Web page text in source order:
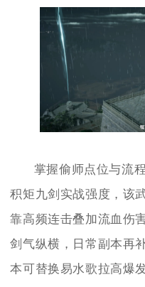
掌握偷师点位与流
积矩九剑实战强度，该
靠高频连击叠加流血伤
剑气纵横，日常副本再
本可替换易水歌拉高爆